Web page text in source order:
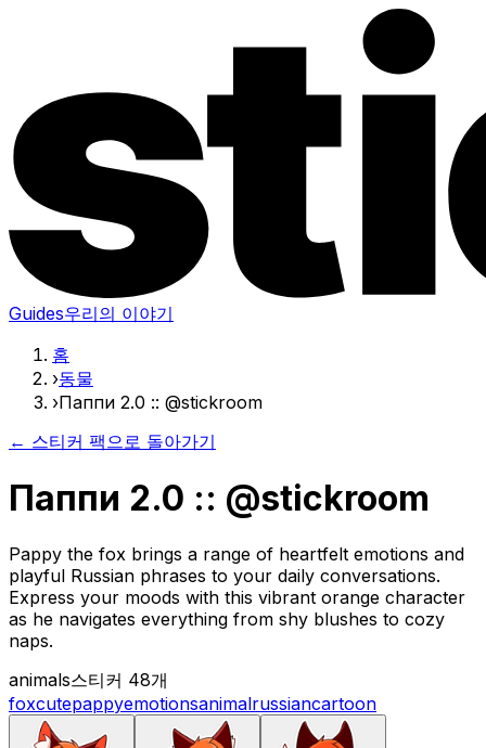
Guides우리의 이야기
홈
›동물
›Паппи 2.0 :: @stickroom
← 스티커 팩으로 돌아가기
Паппи 2.0 :: @stickroom
Pappy the fox brings a range of heartfelt emotions and
playful Russian phrases to your daily conversations.
Express your moods with this vibrant orange character
as he navigates everything from shy blushes to cozy
naps.
animals스티커 48개
foxcutepappyemotionsanimalrussiancartoon